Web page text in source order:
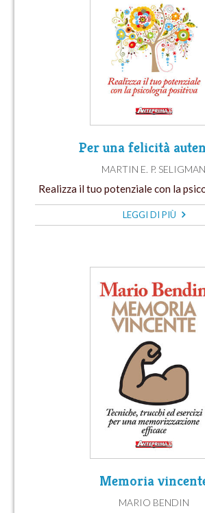
Per una felicità
MARTIN E. P. SELIGMAN
Realizza il tuo potenziale con la
LEGGI DI PIÙ
Memoria
MARIO BENDIN